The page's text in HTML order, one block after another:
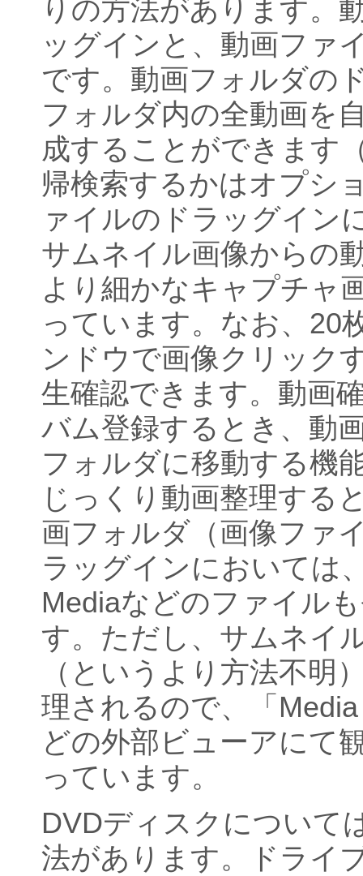
りの方法があります。
ッグインと、動画ファ
です。動画フォルダの
フォルダ内の全動画を
成することができます
帰検索するかはオプシ
ァイルのドラッグイン
サムネイル画像からの
より細かなキャプチャ
っています。なお、20
ンドウで画像クリック
生確認できます。動画
バム登録するとき、動
フォルダに移動する機
じっくり動画整理する
画フォルダ（画像ファ
ラッグインにおいては
Mediaなどのファイル
す。ただし、サムネイ
（というより方法不明
理されるので、「
どの外部ビューアにて
っています。
DVDディスクについて
法があります。ドライ